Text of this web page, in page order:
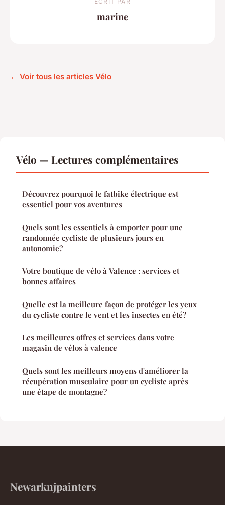
marine
← Voir tous les articles Vélo
Vélo — Lectures complémentaires
Découvrez pourquoi le fatbike électrique est
essentiel pour vos aventures
Quels sont les essentiels à emporter pour une
randonnée cycliste de plusieurs jours en
autonomie?
Votre boutique de vélo à Valence : services et
bonnes affaires
Quelle est la meilleure façon de protéger les yeux
du cycliste contre le vent et les insectes en été?
Les meilleures offres et services dans votre
magasin de vélos à valence
Quels sont les meilleurs moyens d'améliorer la
récupération musculaire pour un cycliste après
une étape de montagne?
Newarknjpainters